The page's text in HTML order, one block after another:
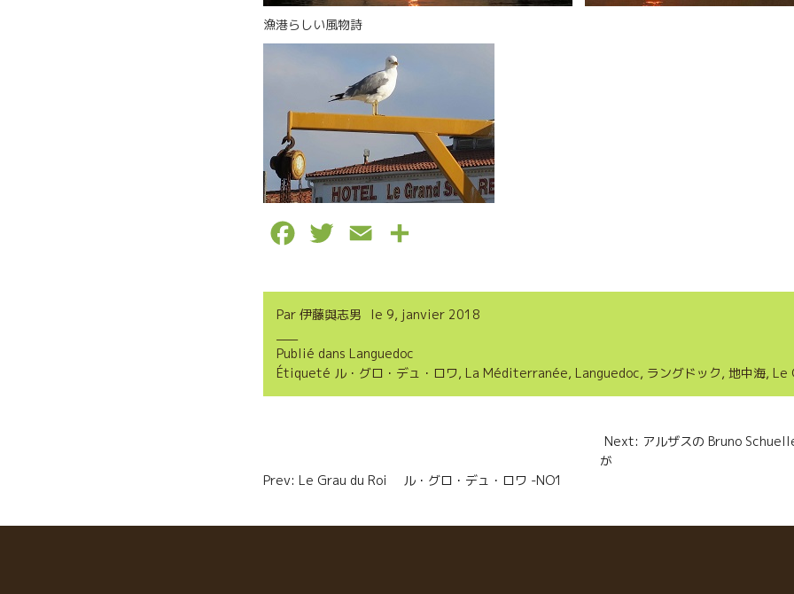
漁港らしい風物詩
c
b
o
i
t
e
a
l
r
g
Par 伊藤與志男 le 9, janvier 2018
Publié dans Languedoc
Étiqueté ル・グロ・デュ・ロワ , La Méditerranée, Languedoc, ラングドック , 地中海, Le
de
Prev: Le Grau du Roi ル・グロ・デュ・ロワ -NO1
Next: アルザスの Bruno
が Paris事